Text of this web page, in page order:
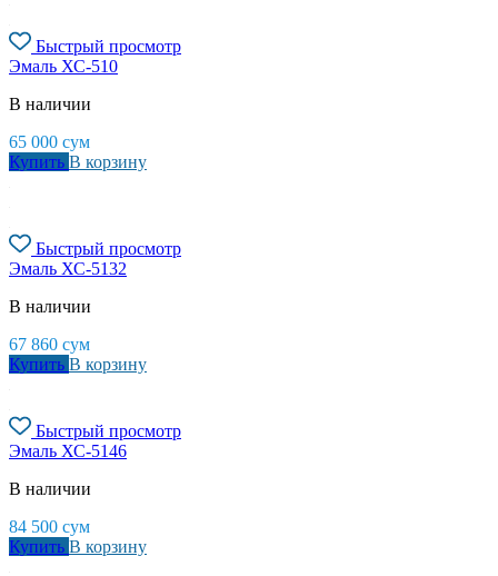
Быстрый просмотр
Эмаль ХС-510
В наличии
65 000 сум
Купить В корзину
Быстрый просмотр
Эмаль ХС-5132
В наличии
67 860 сум
Купить В корзину
Быстрый просмотр
Эмаль ХС-5146
В наличии
84 500 сум
Купить В корзину